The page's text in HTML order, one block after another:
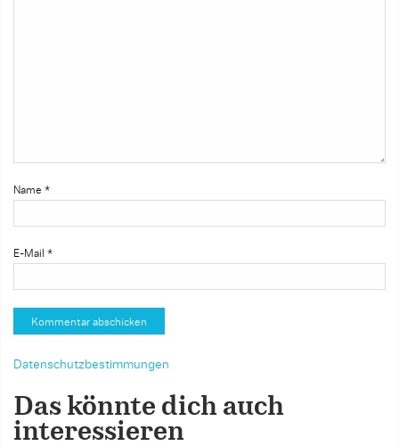
Name *
E-Mail *
Datenschutzbestimmungen
Das könnte dich auch
interessieren